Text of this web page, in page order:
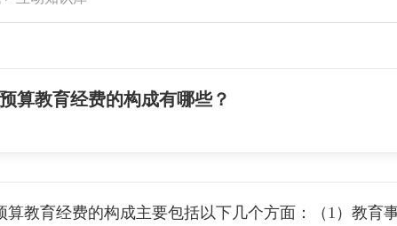
算教育经费的构成有哪些？
算教育经费的构成主要包括以下几个方面：（1）教